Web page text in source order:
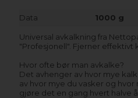
Data 1000 g
Universal avkalkning fra
"Profesjonell". Fjerner effektivt
Hvor ofte bør man avkalke?
Det avhenger av hvor mye
av hvor mye du vasker og
gjøre det en gang hvert halve